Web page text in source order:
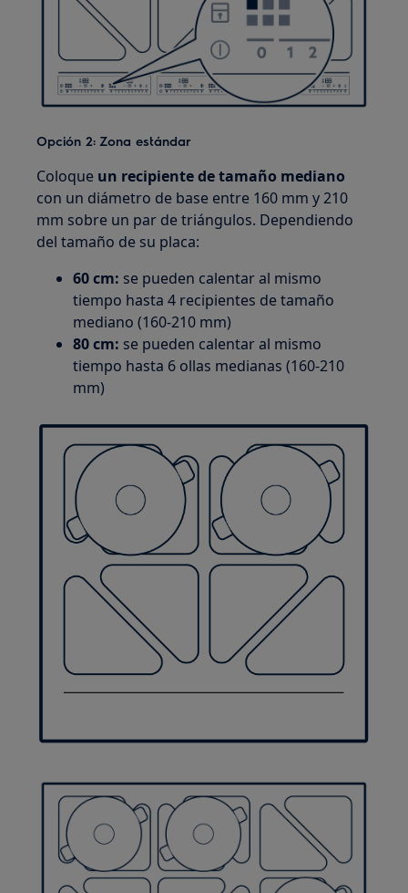
Opción 2: Zona estándar
Coloque un recipiente de tamaño mediano
con un diámetro de base entre 160 mm y 210
mm sobre un par de triángulos. Dependiendo
del tamaño de su placa:
60 cm: se pueden calentar al mismo
tiempo hasta 4 recipientes de tamaño
mediano (160‑210 mm)
80 cm: se pueden calentar al mismo
tiempo hasta 6 ollas medianas (160-210
mm)